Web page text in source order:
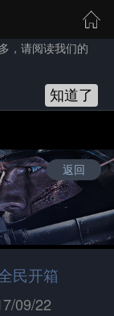
使用自身或第三方
用。继续浏览本网
，请阅读我们的
知道了
返回
民开箱
09/22